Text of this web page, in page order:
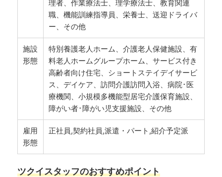
理者、作業療法士、理学療法士、教育関連
職、機能訓練指導員、栄養士、送迎ドライバ
ー、その他
施設
形態
特別養護老人ホーム、介護老人保健施設、有
料老人ホームグループホーム、サービス付き
高齢者向け住宅、ショートステイデイサービ
ス、デイケア、訪問介護訪問入浴、病院･医
療機関、小規模多機能型居宅介護保育施設、
障がい者･障がい児支援施設、その他
雇用
形態
正社員,契約社員,派遣・パート,紹介予定派
ツクイスタッフのおすすめポイント